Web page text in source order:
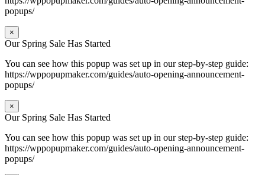
popups/
×
Our Spring Sale Has Started
You can see how this popup was set up in our step-by-step guide:
https://wppopupmaker.com/guides/auto-opening-announcement-
popups/
×
Our Spring Sale Has Started
You can see how this popup was set up in our step-by-step guide:
https://wppopupmaker.com/guides/auto-opening-announcement-
popups/